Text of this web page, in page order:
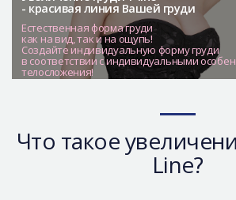
Petit
Контуринг тела
Let Me In
Консультация
- красивая линия Вашей груди
Естественная форма груди
как на вид, так и на ощупь!
Создайте индивидуальную форму груди
в соответствии с индивидуальными
телосложения!
Что такое
Line?